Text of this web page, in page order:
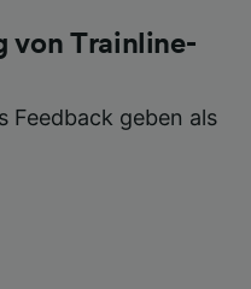
von Trainline-
Feedback geben als